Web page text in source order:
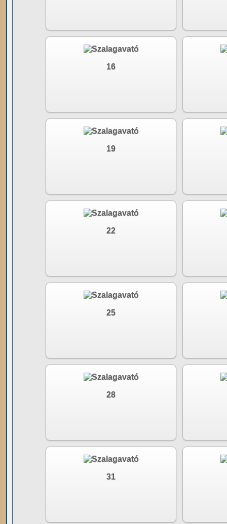
16
19
22
25
28
31